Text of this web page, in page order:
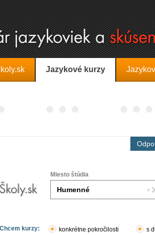
Jazykové kurzy
Miesto štúdia
Chcem kurzy: konkrétne pokročilosti s